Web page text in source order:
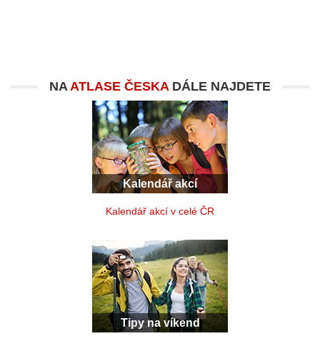
NAATLASE ČESKADÁLE NAJDETE
Kalendář akcí
Kalendář akcí v celé ČR
Tipy na víkend